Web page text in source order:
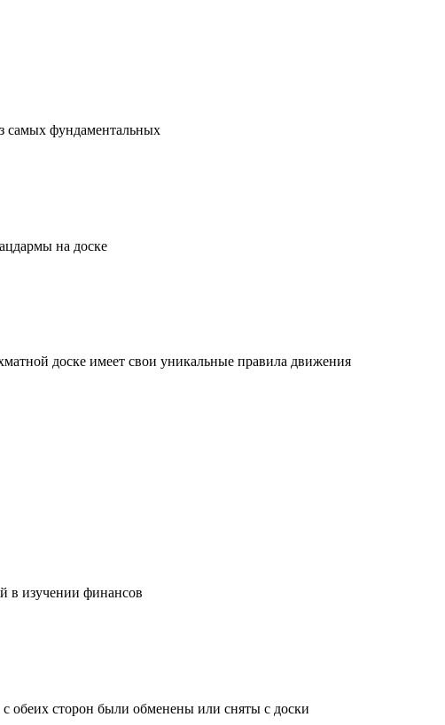
самых фундаментальных
на доске
доске имеет свои уникальные правила движения
в изучении финансов
обеих сторон были обменены или сняты с доски